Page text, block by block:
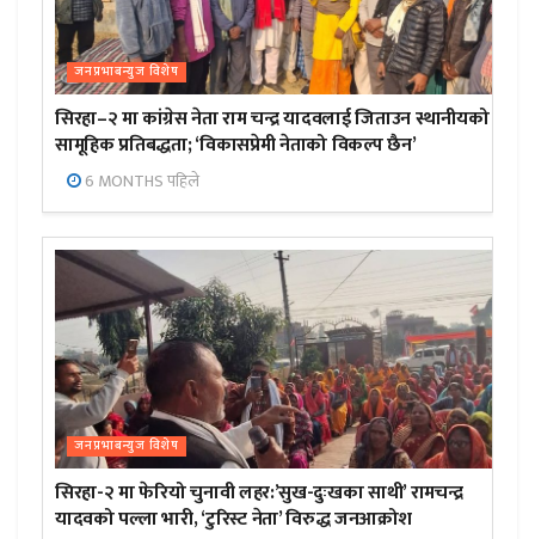
जनप्रभाबन्युज विशेष
सिरहा–२ मा कांग्रेस नेता राम चन्द्र यादवलाई जिताउन स्थानीयको
सामूहिक प्रतिबद्धता; ‘विकासप्रेमी नेताको विकल्प छैन’
6 MONTHS पहिले
जनप्रभाबन्युज विशेष
सिरहा-२ मा फेरियो चुनावी लहर:’सुख-दुःखका साथी’ रामचन्द्र
यादवको पल्ला भारी, ‘टुरिस्ट नेता’ विरुद्ध जनआक्रोश